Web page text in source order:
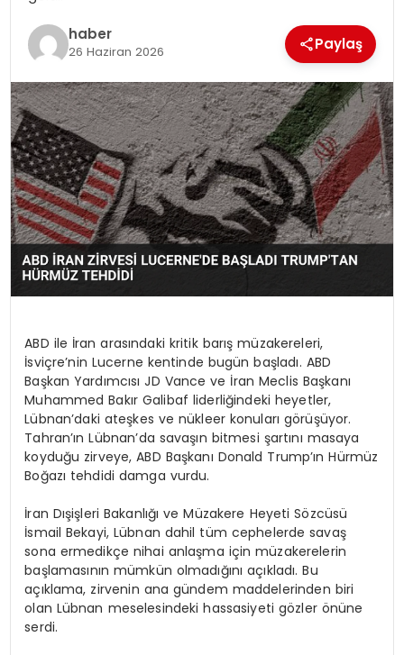
EĞITIM
TEKNOLOJI
EKONOMI
haber
26 Haziran 2026 Paylaş
ABD ile İran arasındaki kritik barış müzakereleri,
İsviçre’nin Lucerne kentinde bugün başladı. ABD
Başkan Yardımcısı JD Vance ve İran Meclis Başkanı
Muhammed Bakır Galibaf liderliğindeki heyetler,
Lübnan’daki ateşkes ve nükleer konuları görüşüyor.
Tahran’ın Lübnan’da savaşın bitmesi şartını masaya
koyduğu zirveye, ABD Başkanı Donald Trump’ın Hürmüz
Boğazı tehdidi damga vurdu.
İran Dışişleri Bakanlığı ve Müzakere Heyeti Sözcüsü
İsmail Bekayi, Lübnan dahil tüm cephelerde savaş
sona ermedikçe nihai anlaşma için müzakerelerin
başlamasının mümkün olmadığını açıkladı. Bu
açıklama, zirvenin ana gündem maddelerinden biri
olan Lübnan meselesindeki hassasiyeti gözler önüne
serdi.